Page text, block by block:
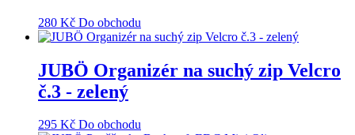
280 Kč Do obchodu
JUBÖ Organizér na suchý zip Velcro
č.3 - zelený
295 Kč Do obchodu